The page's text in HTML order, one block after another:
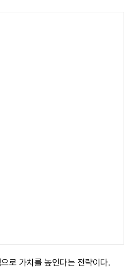
로 가치를 높인다는 전략이다.